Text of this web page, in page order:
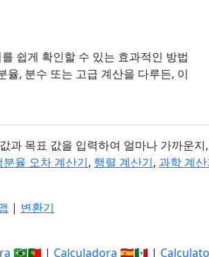
쉽게 확인할 수 있는 효과적인 방법
, 분수 또는 고급 계산을 다루든, 이
목표 값을 입력하여 얼마나 가까운
분율 오차 계산기, 행렬 계산기, 과학 계산
| 변환기
🇧🇷🇵🇹 | Calculadora 🇪🇸🇲🇽 |